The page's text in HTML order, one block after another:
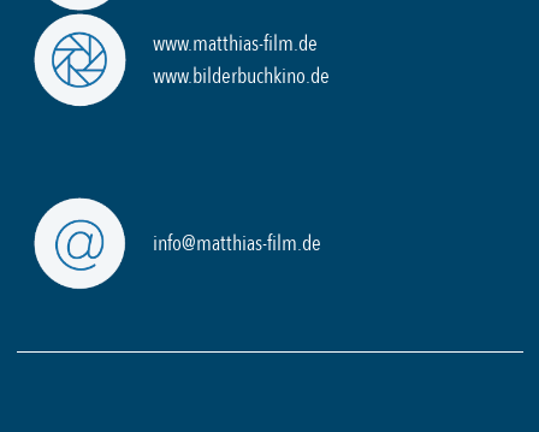
www.matthias-film.de
www.bilderbuchkino.de
info@matthias-film.de